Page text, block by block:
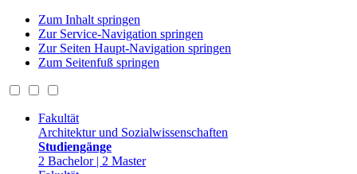
Zum Inhalt springen
Zur Service-Navigation springen
Zur Seiten Haupt-Navigation springen
Zum Seitenfuß springen
Fakultät
Architektur und Sozialwissenschaften
Studiengänge
2 Bachelor | 2 Master